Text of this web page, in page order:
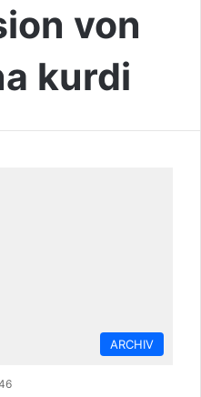
von
kurdi
ARCHIV